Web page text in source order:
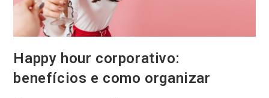
Happy hour corporativo:
benefícios e como organizar